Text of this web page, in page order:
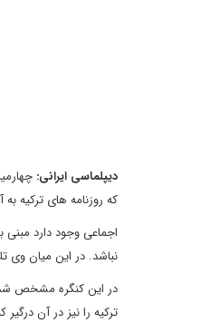
دیپلماسی ایرانی:
که روزنامه های ترکیه به
نباشد. در این میان وی
ترکیه را نیز در آن